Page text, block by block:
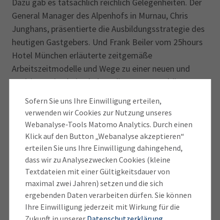
Sofern Sie uns Ihre Einwilligung erteilen,
verwenden wir Cookies zur Nutzung unseres
Webanalyse-Tools Matomo Analytics. Durch einen
Klick auf den Button „Webanalyse akzeptieren“
erteilen Sie uns Ihre Einwilligung dahingehend,
dass wir zu Analysezwecken Cookies (kleine
Textdateien mit einer Gültigkeitsdauer von
maximal zwei Jahren) setzen und die sich
ergebenden Daten verarbeiten dürfen. Sie können
Ihre Einwilligung jederzeit mit Wirkung für die
Dazu gab es tatsächlich reichlich Gelegenheiten. Der
General Manager des Alpenhofs in Murnau, Chris
Junghans, präsentierte die Ausbildungsstrategie des
heutigen Gastgebers. Und Frank Beiler vom 25hours
Hotel München erläuterte zeitgemäße
Arbeitszeitmodelle und Wege zu einer neuen und
positiven Mitarbeiterkultur, die von Wertschätzung
Doch die Hotels sind nur ein Baustein zur Lösung. Die
Vernetzung im Rahmen des Tourismusforums
machte deutlich: Es ist eine Herausforderung für den
gesamten Tourismus. Catherine Karanja vom
DEHOGA Bayern, Martin Jahna von der Agentur für
Arbeit und Sabine Lohmüller als Schulleiterin des
Beruflichen Schulzentrums Garmisch-Partenkirchen
eröffneten weitere Perspektiven auf den